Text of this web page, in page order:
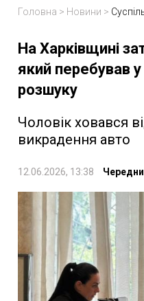
Головна > Новини >
На Харківщині
який перебував
розшуку
Чоловік ховався
викрадення авто
12.06.2026, 13:38